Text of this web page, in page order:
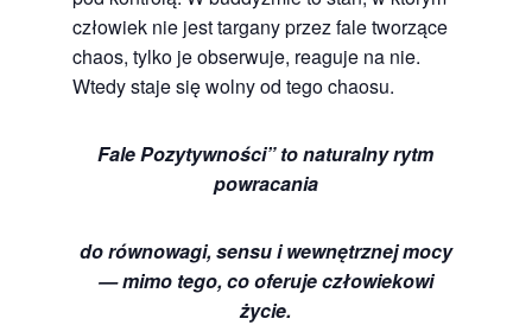
człowiek nie jest targany przez fale tworzące
chaos, tylko je obserwuje, reaguje na nie.
Wtedy staje się wolny od tego chaosu.
Fale Pozytywności” to naturalny rytm
powracania
do równowagi, sensu i wewnętrznej mocy
— mimo tego, co oferuje człowiekowi
życie.